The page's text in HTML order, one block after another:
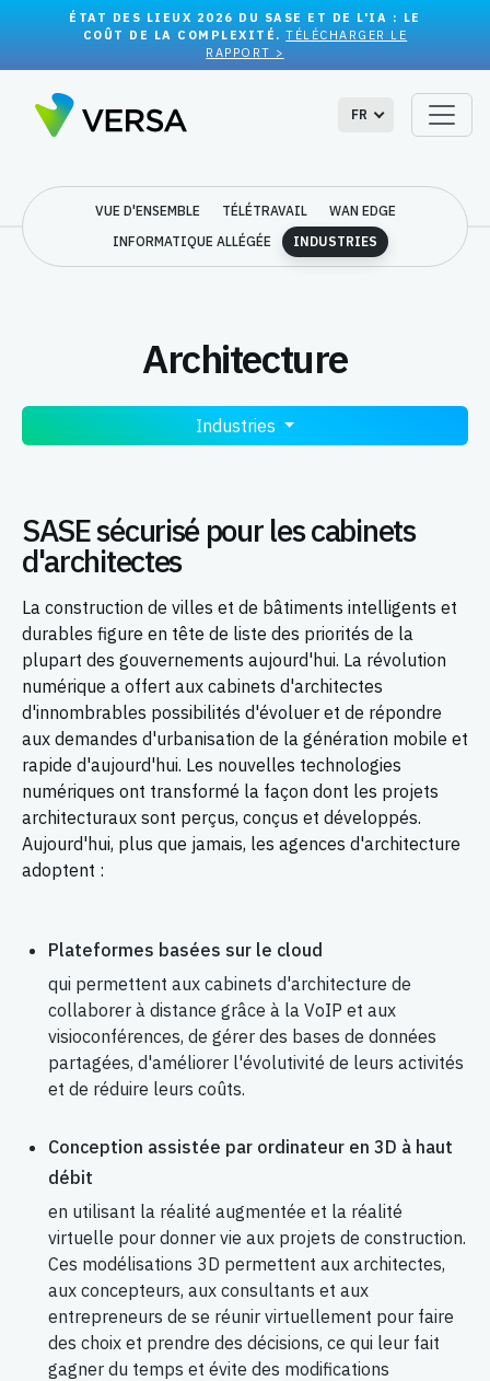
ÉTAT DES LIEUX 2026 DU SASE ET DE L'IA : LE
COÛT DE LA COMPLEXITÉ.TÉLÉCHARGER LE
RAPPORT >
FR
VUE D'ENSEMBLE TÉLÉTRAVAIL
WAN EDGE
INFORMATIQUE ALLÉGÉE
INDUSTRIES
Architecture
Industries
SASE sécurisé pour les cabinets
d'architectes
La construction de villes et de bâtiments intelligents et
durables figure en tête de liste des priorités de la
plupart des gouvernements aujourd'hui. La révolution
numérique a offert aux cabinets d'architectes
d'innombrables possibilités d'évoluer et de répondre
aux demandes d'urbanisation de la génération mobile et
rapide d'aujourd'hui. Les nouvelles technologies
numériques ont transformé la façon dont les projets
architecturaux sont perçus, conçus et développés.
Aujourd'hui, plus que jamais, les agences d'architecture
adoptent :
Plateformes basées sur le cloud
qui permettent aux cabinets d'architecture de
collaborer à distance grâce à la VoIP et aux
visioconférences, de gérer des bases de données
partagées, d'améliorer l'évolutivité de leurs activités
et de réduire leurs coûts.
Conception assistée par ordinateur en 3D à haut
débit
en utilisant la réalité augmentée et la réalité
virtuelle pour donner vie aux projets de construction.
Ces modélisations 3D permettent aux architectes,
aux concepteurs, aux consultants et aux
entrepreneurs de se réunir virtuellement pour faire
des choix et prendre des décisions, ce qui leur fait
gagner du temps et évite des modifications